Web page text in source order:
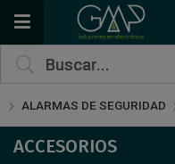
ALARMAS DE SEGURIDAD
ACCESORIOS